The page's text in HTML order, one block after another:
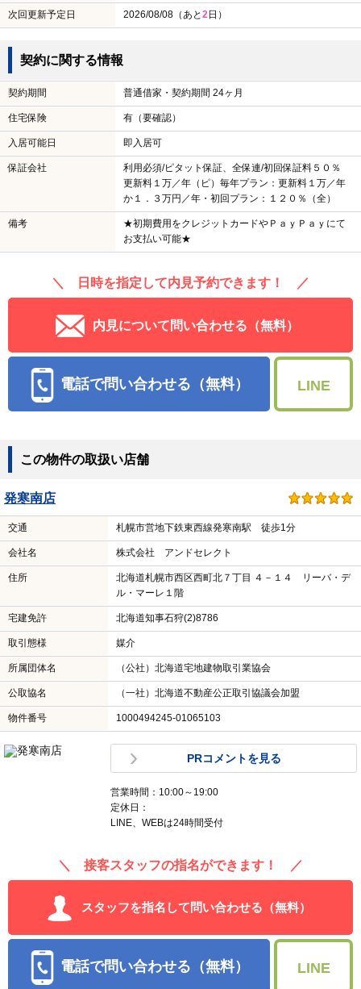
次回更新予定日 2026/08/08（あと2日）
契約に関する情報
契約期間 普通借家・契約期間 24ヶ月
住宅保険 有（要確認）
入居可能日 即入居可
保証会社
利用必須/ピタット保証、全保連/初回保証料５０％
更新料１万／年（ピ）毎年プラン：更新料１万／年
か１．３万円／年・初回プラン：１２０％（全）
備考
★初期費用をクレジットカードやＰａｙＰａｙにて
お支払い可能★
＼ 日時を指定して内見予約できます！ ／
内見について問い合わせる（無料）
電話で問い合わせる（無料） LINE
この物件の取扱い店舗
発寒南店
交通 札幌市営地下鉄東西線発寒南駅 徒歩1分
会社名 株式会社 アンドセレクト
住所
北海道札幌市西区西町北７丁目 ４－１４ リーバ・デ
ル・マーレ１階
宅建免許 北海道知事石狩(2)8786
取引態様 媒介
所属団体名 （公社）北海道宅地建物取引業協会
公取協名 （一社）北海道不動産公正取引協議会加盟
物件番号 1000494245-01065103
PRコメントを見る
営業時間：10:00～19:00
定休日：
LINE、WEBは24時間受付
＼ 接客スタッフの指名ができます！ ／
スタッフを指名して問い合わせる（無料）
電話で問い合わせる（無料） LINE